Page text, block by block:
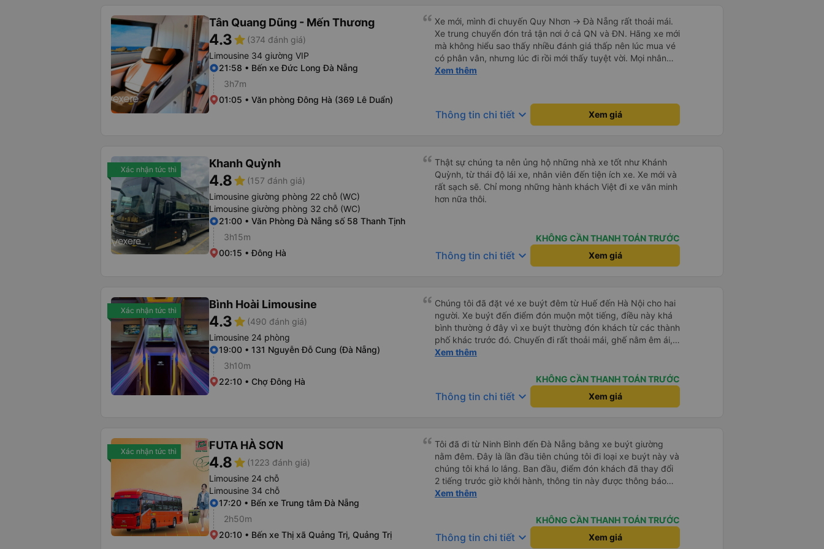
buýt. Tôi nhắn tin cho họ qua WhatsApp và họ trả lời ngay
lập tức rằng họ sẽ yêu cầu nhân viên dọn phòng của họ. Họ
đã tìm thấy chúng và sắp xếp một nhà trọ gần đó để chúng
tôi trả lại chúng để chúng tôi có thể đến đón bất cứ lúc nào
thuận tiện. Nhìn chung rất ấn tượng, sẽ đặt lại với họ.
Tân Quang Dũng - Mến Thương
4.3star (374 đánh giá)
Limousine 34 giường VIP
21:58 • Bến xe Đức Long Đà Nẵng
3h7m
01:05 • Văn phòng Đông Hà (369 Lê Duẩn)
Xe mới, mình đi chuyến Quy Nhơn -> Đà Nẵng rất thoải mái.
Xe trung chuyển đón trả tận nơi ở cả QN và ĐN. Hãng xe mới
mà không hiểu sao thấy nhiều đánh giá thấp nên lúc mua vé
có phân vân, nhưng lúc đi rồi mới thấy tuyệt vời. Mọi nhân
viên đều thân thiện, nhiệt tình. Nhắn tin cho anh phụ lái nếu
nhẹ rồi :) Xe mới, điều hoà mạnh, sạch sẽ. Không hiểu sao
nhiều đánh giá thấp? Mọi người ủng hộ nhé, mình đi Quy
Xem thêm
Thông tin chi tiết keyboard_arrow_down Xem giá
Xác nhận tức thì Khanh Quỳnh
4.8star (157 đánh giá)
Limousine giường phòng 22 chỗ (WC)
Limousine giường phòng 32 chỗ (WC)
21:00 • Văn Phòng Đà Nẵng số 58 Thanh Tịnh
3h15m
00:15 • Đông Hà
Thật sự chúng ta nên ủng hộ những nhà xe tốt như Khánh
Quỳnh, từ thái độ lái xe, nhân viên đến tiện ích xe. Xe mới và
rất sạch sẽ. Chỉ mong những hành khách Việt đi xe văn minh
hơn nữa thôi.
KHÔNG CẦN THANH TOÁN TRƯỚC
Thông tin chi tiết keyboard_arrow_down Xem giá
Xác nhận tức thì Bình Hoài Limousine
4.3star (490 đánh giá)
Limousine 24 phòng
19:00 • 131 Nguyễn Đỗ Cung (Đà Nẵng)
3h10m
22:10 • Chợ Đông Hà
Chúng tôi đã đặt vé xe buýt đêm từ Huế đến Hà Nội cho hai
người. Xe buýt đến điểm đón muộn một tiếng, điều này khá
bình thường ở đây vì xe buýt thường đón khách từ các thành
phố khác trước đó. Chuyến đi rất thoải mái, ghế nằm êm ái,
và ngay cả người cao 1,80 m như tôi vẫn ngủ ngon. Sau khi
nhận lại được vào tối hôm đó hoàn toàn nguyên vẹn. Tất
nhiên, tốt hơn hết là tránh những rắc rối như vậy, nhưng thật
tốt khi thấy công ty xe buýt quan tâm đến khách hàng của
Xem thêm
KHÔNG CẦN THANH TOÁN TRƯỚC
Thông tin chi tiết keyboard_arrow_down Xem giá
Xác nhận tức thì FUTA HÀ SƠN
4.8star (1223 đánh giá)
Limousine 24 chỗ
Limousine 34 chỗ
17:20 • Bến xe Trung tâm Đà Nẵng
2h50m
20:10 • Bến xe Thị xã Quảng Trị, Quảng Trị
Tôi đã đi từ Ninh Bình đến Đà Nẵng bằng xe buýt giường
nằm đêm. Đây là lần đầu tiên chúng tôi đi loại xe buýt này và
chúng tôi khá lo lắng. Ban đầu, điểm đón khách đã thay đổi
2 tiếng trước giờ khởi hành, thông tin này được thông báo
qua email. Chúng tôi đến đúng địa điểm lúc 9 giờ nhưng xe
được phản hồi nhanh chóng, điều này rất đáng trân trọng.
Họ cho chúng tôi biết xe buýt đến muộn 10-15 phút. Khi xe
buýt đến, tài xế đã đến tận nơi giúp đỡ chúng tôi và nhân
Xem thêm
KHÔNG CẦN THANH TOÁN TRƯỚC
Thông tin chi tiết keyboard_arrow_down Xem giá